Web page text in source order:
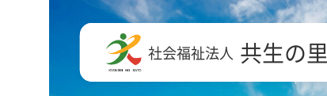
社会福祉法人 共生の里